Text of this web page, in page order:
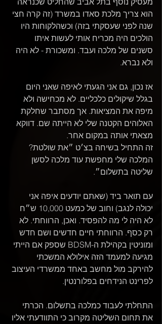
הוא צריך מלכת סאדו במשרד (זה קרה חצי
שנה לפני שעסקתי בזה) וכשהלקוחות היו
הולכים היה מכריח אותי לעשות איתו
סשנים של מלכה ועבד. ומשכורת - לא היה
ולא נברא.
אז נכון, גם אני הגעתי לאיפה שאני היום
בגלל שיקולים כלכליים. לא מכחישה ולא
מיפה את המציאות. אך מסתבר שחלקת
האלוהים הקטנה שלי לא הייתה שם. דווקא
מצאתי אותה במקום אחר.
זה התחיל בשיחה בצ׳ט ״את שולטת?
המלכה שלי מחפשת עוד מלכה לסשן
שליטה בתשלום״.
עם תואר ביד (שאתם יודעים איפה אני
יכולה לנגב) וחוב של כמעט 10,000 ש״ח
לא היה לי מה להפסיד. ואכן, הרווחתי. לא
רק כסף. הרווחתי חיים חדשים ושם חדש
ומוניטין בקהילת ה-BDSM שספק אם הייתי
מגיעה למעמד הזה אילולא המשכתי
להירקב מול מחשב באחד ממשרדי העיצוב
לפרינט הנידחים בפלורנטין.
התחלתי לעבוד כמלכה בתשלום. הכרתי
את תחום השליטה מקרוב כי התוודעתי אליו